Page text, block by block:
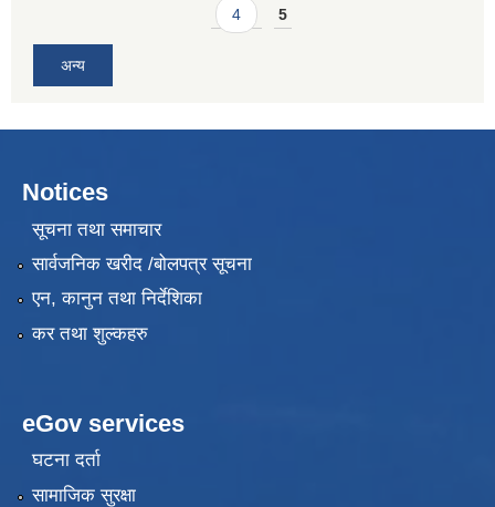
4 5
अन्य
Notices
सूचना तथा समाचार
सार्वजनिक खरीद /बोलपत्र सूचना
एन, कानुन तथा निर्देशिका
कर तथा शुल्कहरु
eGov services
घटना दर्ता
सामाजिक सुरक्षा